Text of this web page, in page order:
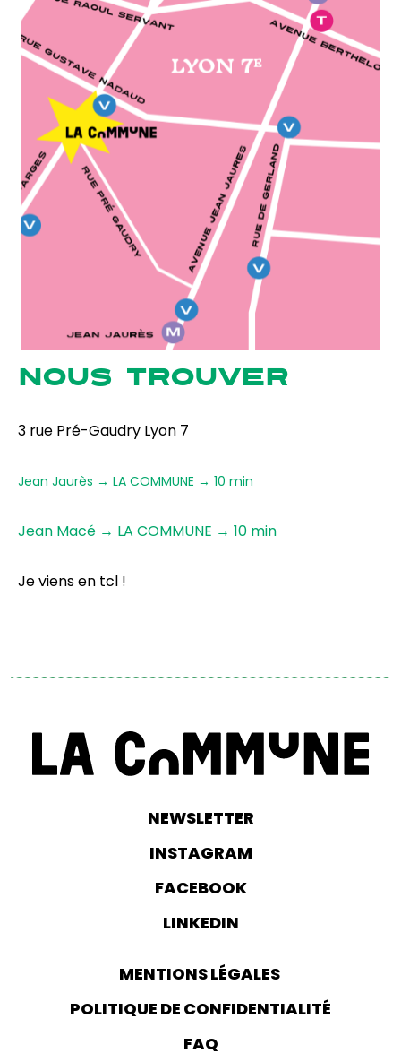
NOUS TROUVER
3 rue Pré-Gaudry Lyon 7
Jean Jaurès → LA COMMUNE → 10 min
Jean Macé → LA COMMUNE → 10 min
Je viens en tcl !
NEWSLETTER
INSTAGRAM
FACEBOOK
LINKEDIN
MENTIONS LÉGALES
POLITIQUE DE CONFIDENTIALITÉ
FAQ